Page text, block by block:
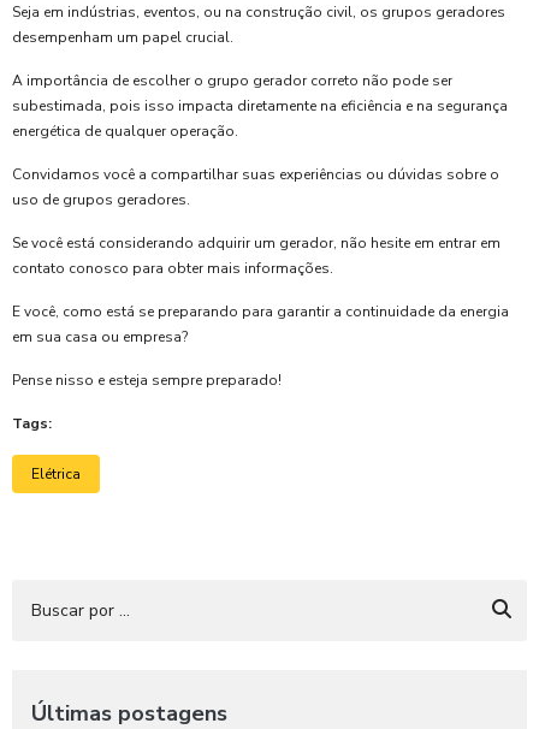
Seja em indústrias, eventos, ou na construção civil, os grupos geradores
desempenham um papel crucial.
A importância de escolher o grupo gerador correto não pode ser
subestimada, pois isso impacta diretamente na eficiência e na segurança
energética de qualquer operação.
Convidamos você a compartilhar suas experiências ou dúvidas sobre o
uso de grupos geradores.
Se você está considerando adquirir um gerador, não hesite em entrar em
contato conosco para obter mais informações.
E você, como está se preparando para garantir a continuidade da energia
em sua casa ou empresa?
Pense nisso e esteja sempre preparado!
Tags:
Elétrica
Últimas postagens